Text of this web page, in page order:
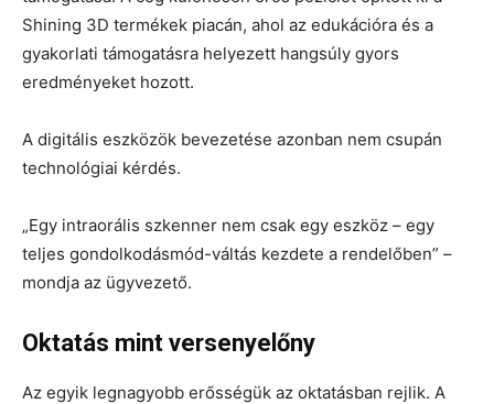
Shining 3D termékek piacán, ahol az edukációra és a
gyakorlati támogatásra helyezett hangsúly gyors
eredményeket hozott.
A digitális eszközök bevezetése azonban nem csupán
technológiai kérdés.
„Egy intraorális szkenner nem csak egy eszköz – egy
teljes gondolkodásmód-váltás kezdete a rendelőben” –
mondja az ügyvezető.
Oktatás mint versenyelőny
Az egyik legnagyobb erősségük az oktatásban rejlik. A